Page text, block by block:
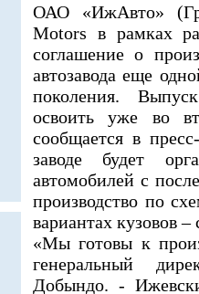
ОАО «ИжАвто»
Motors в рамках
соглашение о
автозавода еще
поколения.
освоить уже во
сообщается в
заводе будет
автомобилей с
производство по
вариантах кузовов –
«Мы готовы к
генеральный
Добындо. -